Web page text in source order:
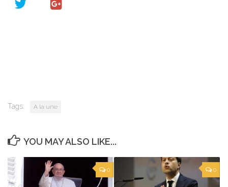
Tags: A la une
YOU MAY ALSO LIKE...
0 0